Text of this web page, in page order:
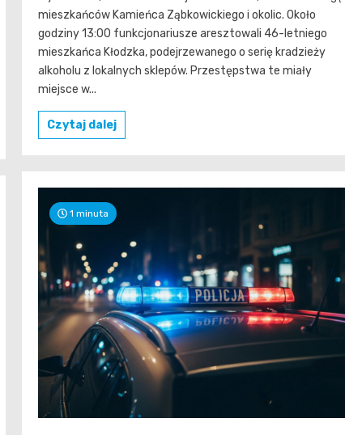
mieszkańców Kamieńca Ząbkowickiego i okolic. Około
godziny 13:00 funkcjonariusze aresztowali 46-letniego
mieszkańca Kłodzka, podejrzewanego o serię kradzieży
alkoholu z lokalnych sklepów. Przestępstwa te miały
miejsce w...
Czytaj dalej
1 minuta